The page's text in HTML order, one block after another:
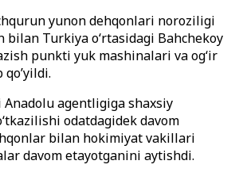
yunon dehqonlari noroziligi
bilan Turkiya o‘rtasidagi Bahchekoy
punkti yuk mashinalari va og‘ir
agentligiga shaxsiy
odatdagidek davom
bilan hokimiyat vakillari
davom etayotganini aytishdi.